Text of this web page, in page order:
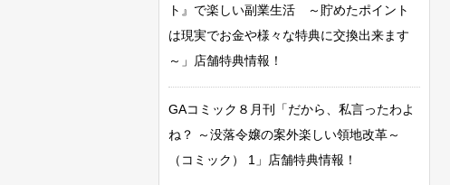
ト』で楽しい副業生活 ～貯めたポイント
は現実でお金や様々な特典に交換出来ます
～」店舗特典情報！
GAコミック８月刊「だから、私言ったわよ
ね？ ～没落令嬢の案外楽しい領地改革～
（コミック） 1」店舗特典情報！